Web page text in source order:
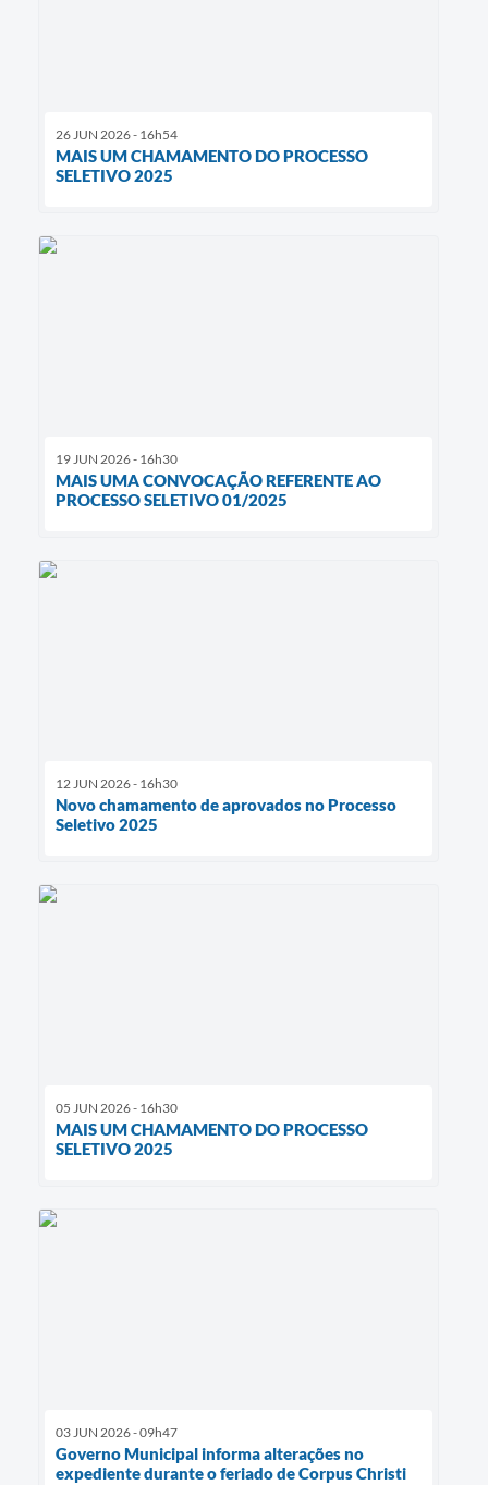
26 JUN 2026 - 16h54
MAIS UM CHAMAMENTO DO PROCESSO
SELETIVO 2025
19 JUN 2026 - 16h30
MAIS UMA CONVOCAÇÃO REFERENTE AO
PROCESSO SELETIVO 01/2025
12 JUN 2026 - 16h30
Novo chamamento de aprovados no Processo
Seletivo 2025
05 JUN 2026 - 16h30
MAIS UM CHAMAMENTO DO PROCESSO
SELETIVO 2025
03 JUN 2026 - 09h47
Governo Municipal informa alterações no
expediente durante o feriado de Corpus Christi